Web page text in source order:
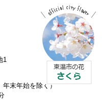
1
末年始を除く）